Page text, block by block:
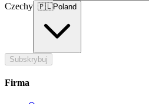
Czechy 🇵🇱Poland
Subskrybuj
Firma